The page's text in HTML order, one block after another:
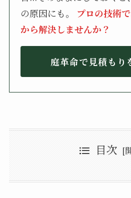
の原因にも。
プロの技術
から解決しませんか？
庭革命で見積もり
目次
松田久花園
茂樹園